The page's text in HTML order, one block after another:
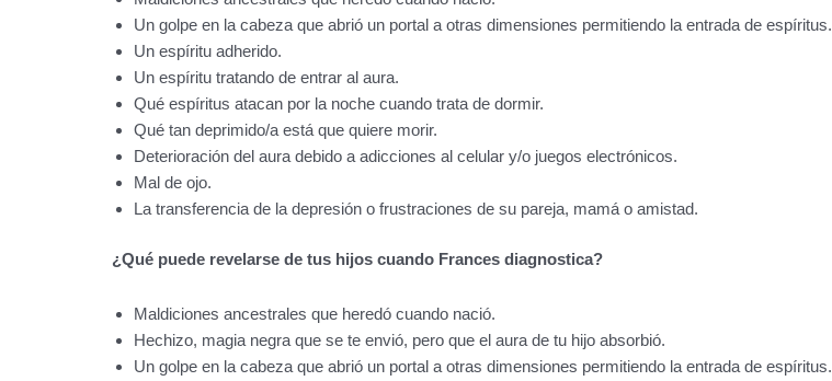
Un golpe en la cabeza que abrió un portal a otras dimensiones permitiendo la entrada de espíritus.
Un espíritu adherido.
Un espíritu tratando de entrar al aura.
Qué espíritus atacan por la noche cuando trata de dormir.
Qué tan deprimido/a está que quiere morir.
Deterioración del aura debido a adicciones al celular y/o juegos electrónicos.
Mal de ojo.
La transferencia de la depresión o frustraciones de su pareja, mamá o amistad.
¿Qué puede revelarse de tus hijos cuando Frances diagnostica?
Maldiciones ancestrales que heredó cuando nació.
Hechizo, magia negra que se te envió, pero que el aura de tu hijo absorbió.
Un golpe en la cabeza que abrió un portal a otras dimensiones permitiendo la entrada de espíritus.